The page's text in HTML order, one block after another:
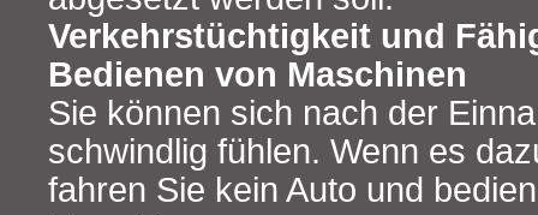
Verkehrstüchtigkeit und
Bedienen von Maschinen
Sie können sich nach der
schwindlig fühlen. Wenn es
fahren Sie kein Auto und